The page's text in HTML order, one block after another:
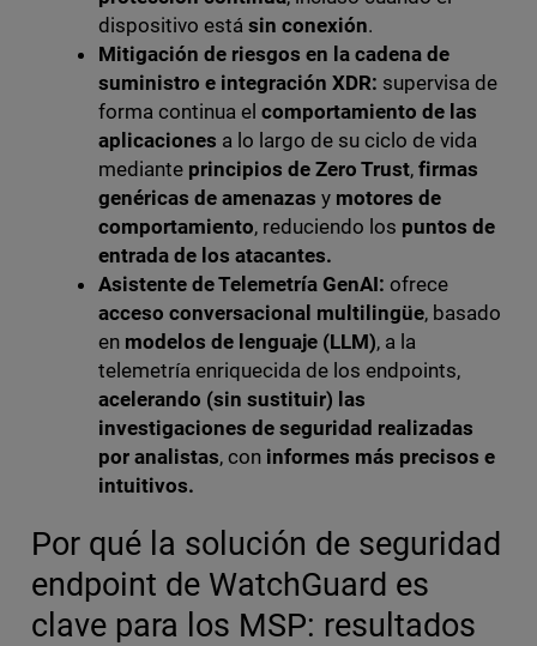
dispositivo está sin conexión.
Mitigación de riesgos en la cadena de
suministro e integración XDR: supervisa de
forma continua el comportamiento de las
aplicaciones a lo largo de su ciclo de vida
mediante principios de Zero Trust,firmas
genéricas de amenazas y motores de
comportamiento, reduciendo los puntos de
entrada de los atacantes.
Asistente de Telemetría GenAI: ofrece
acceso conversacional multilingüe, basado
en modelos de lenguaje (LLM), a la
telemetría enriquecida de los endpoints,
acelerando (sin sustituir) las
investigaciones de seguridad realizadas
por analistas, con informes más precisos e
intuitivos.
Por qué la solución de seguridad
endpoint de WatchGuard es
clave para los MSP: resultados